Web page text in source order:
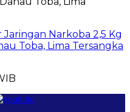
Narkoba 2,5 Kg
Toba, Lima Tersangka